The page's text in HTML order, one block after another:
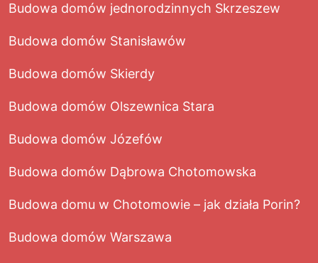
Budowa domów jednorodzinnych Skrzeszew
Budowa domów Stanisławów
Budowa domów Skierdy
Budowa domów Olszewnica Stara
Budowa domów Józefów
Budowa domów Dąbrowa Chotomowska
Budowa domu w Chotomowie – jak działa Porin?
Budowa domów Warszawa